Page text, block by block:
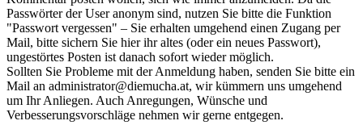
Passwörter der User anonym sind, nutzen Sie bitte die Funktion
"Passwort vergessen" – Sie erhalten umgehend einen Zugang per
Mail, bitte sichern Sie hier ihr altes (oder ein neues Passwort),
ungestörtes Posten ist danach sofort wieder möglich.
Sollten Sie Probleme mit der Anmeldung haben, senden Sie bitte ein
Mail an administrator@diemucha.at, wir kümmern uns umgehend
um Ihr Anliegen. Auch Anregungen, Wünsche und
Verbesserungsvorschläge nehmen wir gerne entgegen.